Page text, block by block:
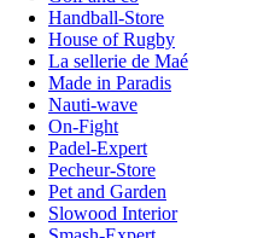
Handball-Store
House of Rugby
La sellerie de Maé
Made in Paradis
Nauti-wave
On-Fight
Padel-Expert
Pecheur-Store
Pet and Garden
Slowood Interior